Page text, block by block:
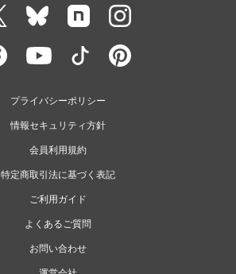
プライバシーポリシー
情報セキュリティ方針
会員利用規約
特定商取引法に基づく表記
ご利用ガイド
よくあるご質問
お問い合わせ